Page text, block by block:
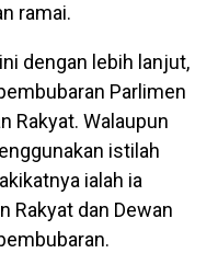
ramai.
dengan lebih lanjut,
Parlimen
Rakyat. Walaupun
istilah
ialah ia
Rakyat dan Dewan